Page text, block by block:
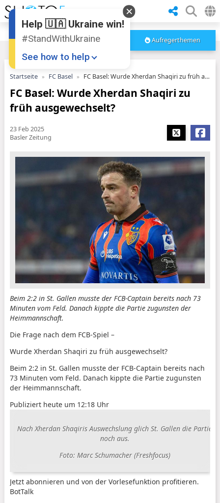
Aufregerthemen
Startseite FC Basel FC Basel: Wurde Xherdan Shaqiri zu früh ausgewechselt?
FC Basel: Wurde Xherdan Shaqiri zu
früh ausgewechselt?
23 Feb 2025
Basler Zeitung
Beim 2:2 in St. Gallen musste der FCB-Captain bereits nach 73
Minuten vom Feld. Danach kippte die Partie zugunsten der
Heimmannschaft.
Die Frage nach dem FCB-Spiel –
Wurde Xherdan Shaqiri zu früh ausgewechselt?
Beim 2:2 in St. Gallen musste der FCB-Captain bereits nach
73 Minuten vom Feld. Danach kippte die Partie zugunsten
der Heimmannschaft.
Publiziert heute um 12:18 Uhr
Nach Xherdan Shaqiris Auswechslung glich St. Gallen die Partie
noch aus.
Foto: Marc Schumacher (Freshfocus)
Jetzt abonnieren und von der Vorlesefunktion profitieren.
BotTalk
Help 🇺🇦 Ukraine win!
#StandWithUkraine
See how to help
Support Ukraine
❤
Share this widget
📌